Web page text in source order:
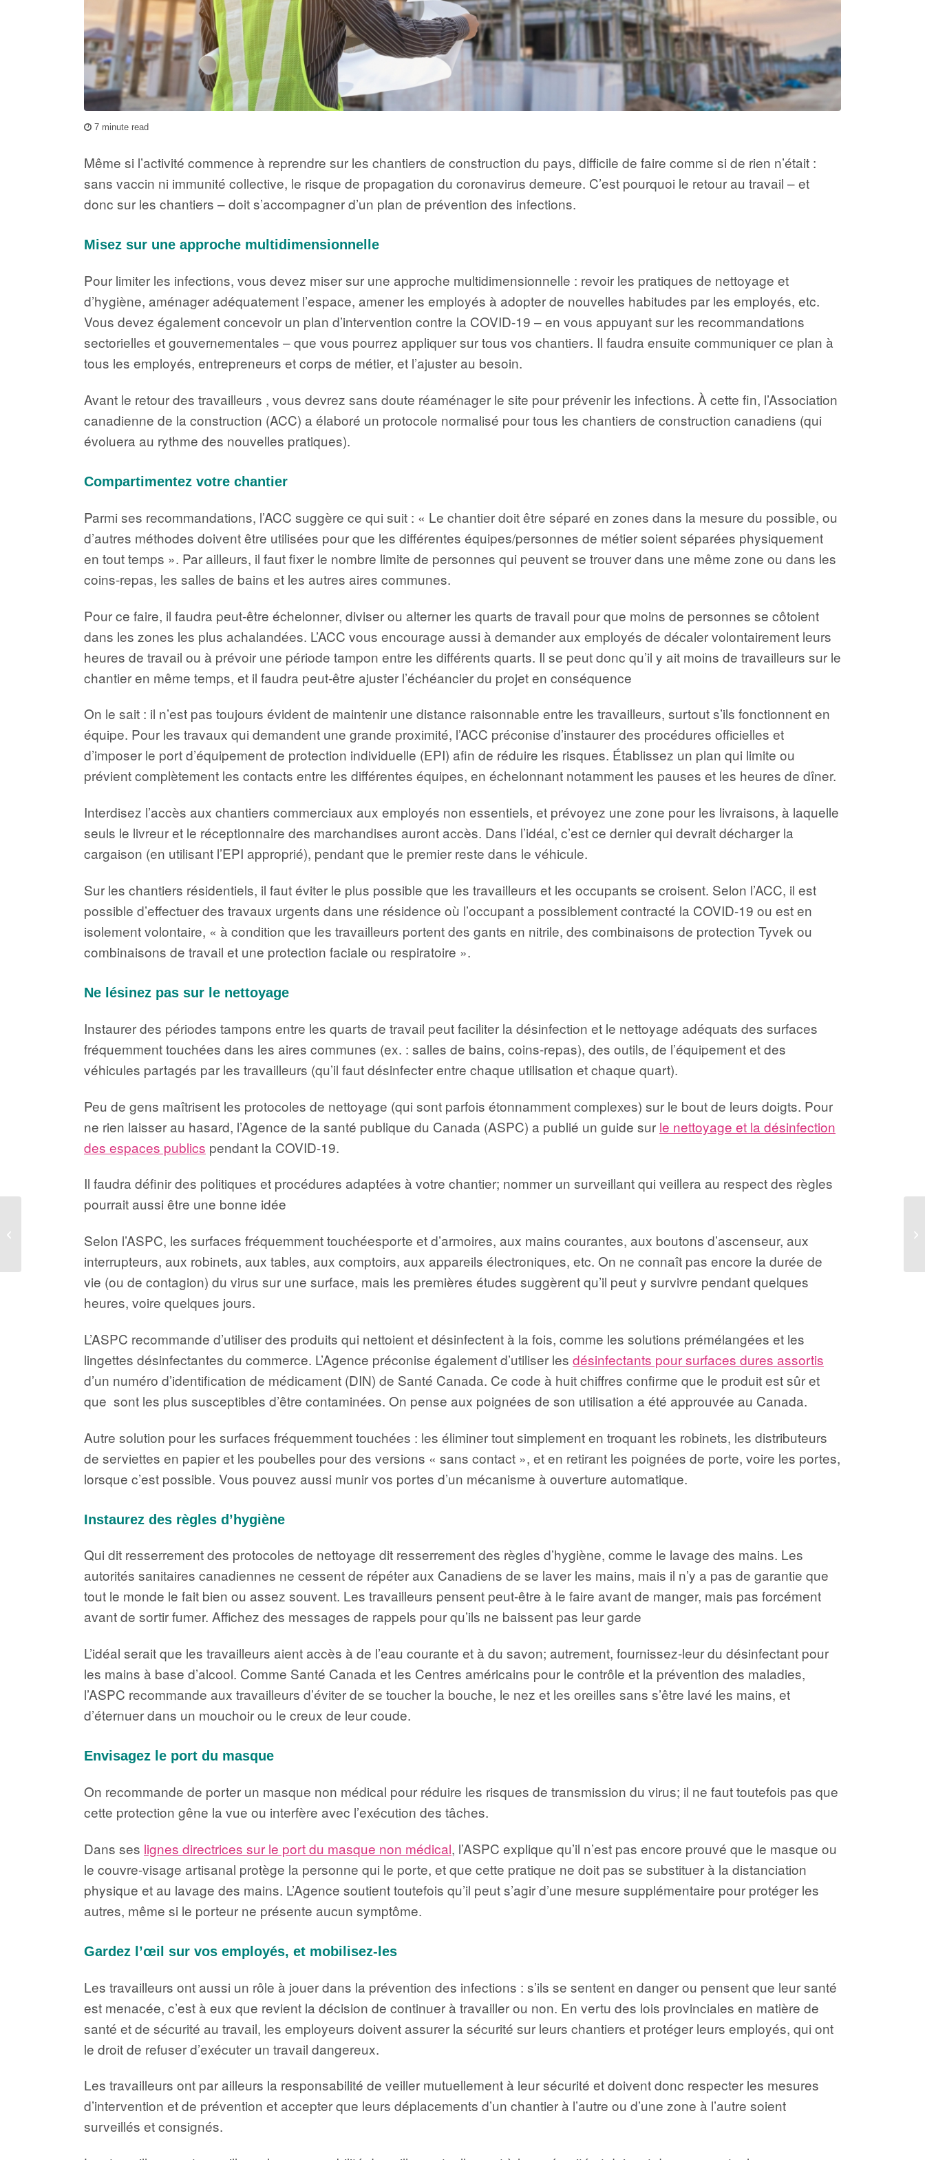
7 minute read
Même si l’activité commence à reprendre sur les chantiers de construction du pays, difficile de faire comme si de rien n’était :
sans vaccin ni immunité collective, le risque de propagation du coronavirus demeure. C’est pourquoi le retour au travail – et
donc sur les chantiers – doit s’accompagner d’un plan de prévention des infections.
Misez sur une approche multidimensionnelle
Pour limiter les infections, vous devez miser sur une approche multidimensionnelle : revoir les pratiques de nettoyage et
d’hygiène, aménager adéquatement l’espace, amener les employés à adopter de nouvelles habitudes par les employés, etc.
Vous devez également concevoir un plan d’intervention contre la COVID-19 – en vous appuyant sur les recommandations
sectorielles et gouvernementales – que vous pourrez appliquer sur tous vos chantiers. Il faudra ensuite communiquer ce plan à
tous les employés, entrepreneurs et corps de métier, et l’ajuster au besoin.
Avant le retour des travailleurs , vous devrez sans doute réaménager le site pour prévenir les infections. À cette fin, l’Association
canadienne de la construction (ACC) a élaboré un protocole normalisé pour tous les chantiers de construction canadiens (qui
évoluera au rythme des nouvelles pratiques).
Compartimentez votre chantier
Parmi ses recommandations, l’ACC suggère ce qui suit : « Le chantier doit être séparé en zones dans la mesure du possible, ou
d’autres méthodes doivent être utilisées pour que les différentes équipes/personnes de métier soient séparées physiquement
en tout temps ». Par ailleurs, il faut fixer le nombre limite de personnes qui peuvent se trouver dans une même zone ou dans les
coins-repas, les salles de bains et les autres aires communes.
Pour ce faire, il faudra peut-être échelonner, diviser ou alterner les quarts de travail pour que moins de personnes se côtoient
dans les zones les plus achalandées. L’ACC vous encourage aussi à demander aux employés de décaler volontairement leurs
heures de travail ou à prévoir une période tampon entre les différents quarts. Il se peut donc qu’il y ait moins de travailleurs sur le
chantier en même temps, et il faudra peut-être ajuster l’échéancier du projet en conséquence
On le sait : il n’est pas toujours évident de maintenir une distance raisonnable entre les travailleurs, surtout s’ils fonctionnent en
équipe. Pour les travaux qui demandent une grande proximité, l’ACC préconise d’instaurer des procédures officielles et
d’imposer le port d’équipement de protection individuelle (EPI) afin de réduire les risques. Établissez un plan qui limite ou
prévient complètement les contacts entre les différentes équipes, en échelonnant notamment les pauses et les heures de dîner.
Interdisez l’accès aux chantiers commerciaux aux employés non essentiels, et prévoyez une zone pour les livraisons, à laquelle
seuls le livreur et le réceptionnaire des marchandises auront accès. Dans l’idéal, c’est ce dernier qui devrait décharger la
cargaison (en utilisant l’EPI approprié), pendant que le premier reste dans le véhicule.
Sur les chantiers résidentiels, il faut éviter le plus possible que les travailleurs et les occupants se croisent. Selon l’ACC, il est
possible d’effectuer des travaux urgents dans une résidence où l’occupant a possiblement contracté la COVID-19 ou est en
isolement volontaire, « à condition que les travailleurs portent des gants en nitrile, des combinaisons de protection Tyvek ou
combinaisons de travail et une protection faciale ou respiratoire ».
Ne lésinez pas sur le nettoyage
Instaurer des périodes tampons entre les quarts de travail peut faciliter la désinfection et le nettoyage adéquats des surfaces
fréquemment touchées dans les aires communes (ex. : salles de bains, coins-repas), des outils, de l’équipement et des
véhicules partagés par les travailleurs (qu’il faut désinfecter entre chaque utilisation et chaque quart).
Peu de gens maîtrisent les protocoles de nettoyage (qui sont parfois étonnamment complexes) sur le bout de leurs doigts. Pour
ne rien laisser au hasard, l’Agence de la santé publique du Canada (ASPC) a publié un guide sur le nettoyage et la désinfection
des espaces publics pendant la COVID-19.
Il faudra définir des politiques et procédures adaptées à votre chantier; nommer un surveillant qui veillera au respect des règles
pourrait aussi être une bonne idée
Selon l’ASPC, les surfaces fréquemment touchéesporte et d’armoires, aux mains courantes, aux boutons d’ascenseur, aux
interrupteurs, aux robinets, aux tables, aux comptoirs, aux appareils électroniques, etc. On ne connaît pas encore la durée de
vie (ou de contagion) du virus sur une surface, mais les premières études suggèrent qu’il peut y survivre pendant quelques
heures, voire quelques jours.
L’ASPC recommande d’utiliser des produits qui nettoient et désinfectent à la fois, comme les solutions prémélangées et les
lingettes désinfectantes du commerce. L’Agence préconise également d’utiliser les désinfectants pour surfaces dures assortis
d’un numéro d’identification de médicament (DIN) de Santé Canada. Ce code à huit chiffres confirme que le produit est sûr et
que sont les plus susceptibles d’être contaminées. On pense aux poignées de son utilisation a été approuvée au Canada.
Autre solution pour les surfaces fréquemment touchées : les éliminer tout simplement en troquant les robinets, les distributeurs
de serviettes en papier et les poubelles pour des versions « sans contact », et en retirant les poignées de porte, voire les portes,
lorsque c’est possible. Vous pouvez aussi munir vos portes d’un mécanisme à ouverture automatique.
Instaurez des règles d’hygiène
Qui dit resserrement des protocoles de nettoyage dit resserrement des règles d’hygiène, comme le lavage des mains. Les
autorités sanitaires canadiennes ne cessent de répéter aux Canadiens de se laver les mains, mais il n’y a pas de garantie que
tout le monde le fait bien ou assez souvent. Les travailleurs pensent peut-être à le faire avant de manger, mais pas forcément
avant de sortir fumer. Affichez des messages de rappels pour qu’ils ne baissent pas leur garde
L’idéal serait que les travailleurs aient accès à de l’eau courante et à du savon; autrement, fournissez-leur du désinfectant pour
les mains à base d’alcool. Comme Santé Canada et les Centres américains pour le contrôle et la prévention des maladies,
l’ASPC recommande aux travailleurs d’éviter de se toucher la bouche, le nez et les oreilles sans s’être lavé les mains, et
d’éternuer dans un mouchoir ou le creux de leur coude.
Envisagez le port du masque
On recommande de porter un masque non médical pour réduire les risques de transmission du virus; il ne faut toutefois pas que
cette protection gêne la vue ou interfère avec l’exécution des tâches.
Dans ses lignes directrices sur le port du masque non médical, l’ASPC explique qu’il n’est pas encore prouvé que le masque ou
le couvre-visage artisanal protège la personne qui le porte, et que cette pratique ne doit pas se substituer à la distanciation
physique et au lavage des mains. L’Agence soutient toutefois qu’il peut s’agir d’une mesure supplémentaire pour protéger les
autres, même si le porteur ne présente aucun symptôme.
Gardez l’œil sur vos employés, et mobilisez-les
Les travailleurs ont aussi un rôle à jouer dans la prévention des infections : s’ils se sentent en danger ou pensent que leur santé
est menacée, c’est à eux que revient la décision de continuer à travailler ou non. En vertu des lois provinciales en matière de
santé et de sécurité au travail, les employeurs doivent assurer la sécurité sur leurs chantiers et protéger leurs employés, qui ont
le droit de refuser d’exécuter un travail dangereux.
Les travailleurs ont par ailleurs la responsabilité de veiller mutuellement à leur sécurité et doivent donc respecter les mesures
d’intervention et de prévention et accepter que leurs déplacements d’un chantier à l’autre ou d’une zone à l’autre soient
surveillés et consignés.
d’aménagement